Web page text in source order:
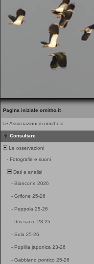
Pagina iniziale ornitho.it
Le Associazioni di ornitho.it
Consultare
Le osservazioni
- Fotografie e suoni
Dati e analisi
- Biancone 2026
- Grifone 25-26
- Peppola 25-26
- Ibis sacro 23-25
- Sula 25-26
- Popillia japonica 23-26
- Gabbiano pontico 25-26